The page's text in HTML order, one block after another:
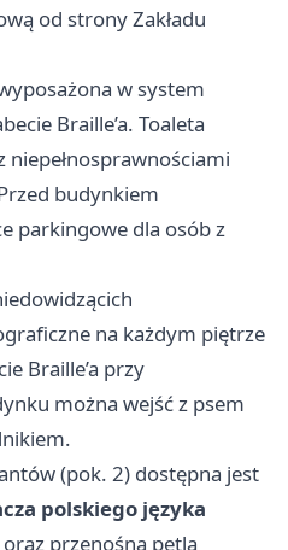
od strony Zakładu
w system
Braille’a. Toaleta
budynkiem
parkingowe dla osób z
na każdym piętrze
Braille’a przy
można wejść z psem
(pok. 2) dostępna jest
polskiego języka
oraz przenośna pętla